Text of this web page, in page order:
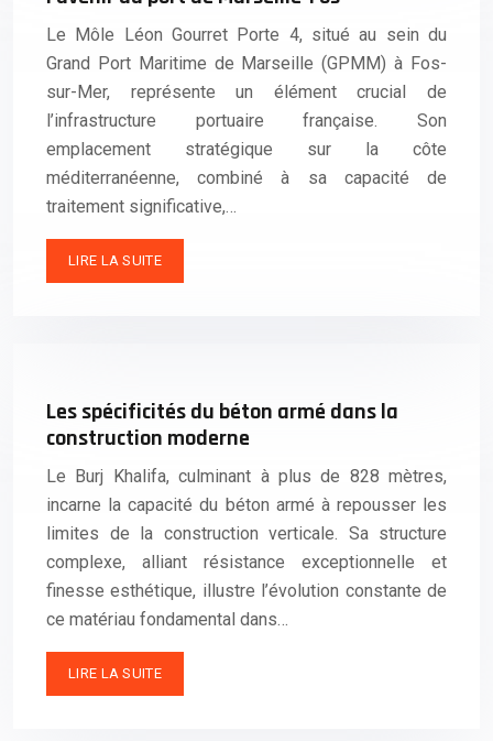
Le Môle Léon Gourret Porte 4, situé au sein du
Grand Port Maritime de Marseille (GPMM) à Fos-
sur-Mer, représente un élément crucial de
l’infrastructure portuaire française. Son
emplacement stratégique sur la côte
méditerranéenne, combiné à sa capacité de
traitement significative,…
LIRE LA SUITE
Les spécificités du béton armé dans la
construction moderne
Le Burj Khalifa, culminant à plus de 828 mètres,
incarne la capacité du béton armé à repousser les
limites de la construction verticale. Sa structure
complexe, alliant résistance exceptionnelle et
finesse esthétique, illustre l’évolution constante de
ce matériau fondamental dans…
LIRE LA SUITE